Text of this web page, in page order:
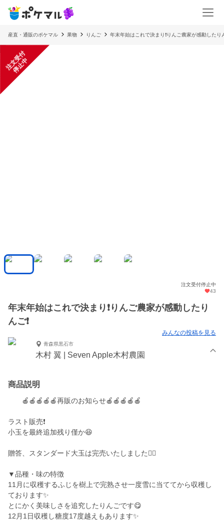
産直・通販のポケマル 果物 りんご 年末年始はこれで決まり❗️りんご農家が感動したり
注
文
受
付
停
止
中
注文受付停止中
43
年末年始はこれで決まり❗️りんご農家が感動したり
んご❗️
みんなの投稿を見る
青森県黒石市
木村 翼 | Seven Apple木村農園
商品説明
🍎🍎🍎🍎🍎再販のお知らせ🍎🍎🍎🍎🍎
ラスト販売❗️
小玉を最終追加残り僅か😆
贈答、スタンダード大玉は完売いたしました🙇‍♀️
▼品種・味の特徴
11月に収穫するふじを樹上で完熟させ一度雪に当ててから収穫し
ております✨
とにかく美味しさを追究したりんごです😋
12月1日収穫し糖度17度越えもあります✨